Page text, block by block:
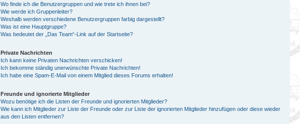
Wo finde ich die Benutzergruppen und wie trete ich ihnen bei?
Wie werde ich Gruppenleiter?
Weshalb werden verschiedene Benutzergruppen farbig dargestellt?
Was ist eine Hauptgruppe?
Was bedeutet der „Das Team“-Link auf der Startseite?
Private Nachrichten
Ich kann keine Privaten Nachrichten verschicken!
Ich bekomme ständig unerwünschte Private Nachrichten!
Ich habe eine Spam-E-Mail von einem Mitglied dieses Forums erhalten!
Freunde und ignorierte Mitglieder
Wozu benötige ich die Listen der Freunde und ignorierten Mitglieder?
Wie kann ich Mitglieder zur Liste der Freunde oder zur Liste der ignorierten Mitglieder hinzufügen oder diese wieder
aus den Listen entfernen?